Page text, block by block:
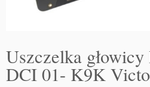
Uszczelka głowicy
DCI 01- K9K